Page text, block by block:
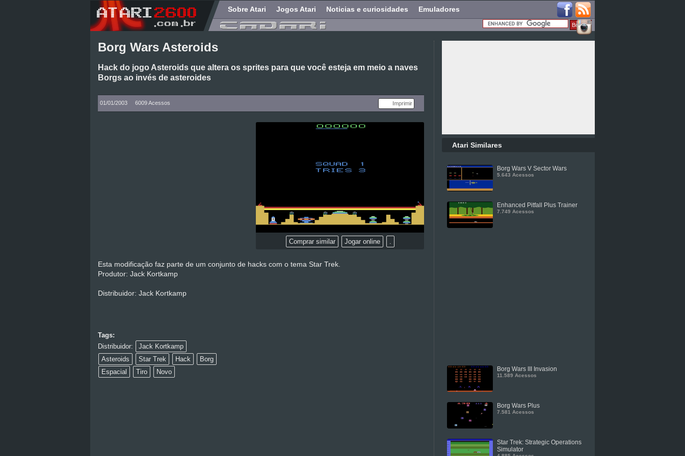
Sobre Atari Jogos Atari Noticias e curiosidades Emuladores
Borg Wars Asteroids
Hack do jogo Asteroids que altera os sprites para que você esteja em meio a naves
Borgs ao invés de asteroides
01/01/2003 6009 Acessos Imprimir
Comprar similar Jogar online
Esta modificação faz parte de um conjunto de hacks com o tema Star Trek.
Produtor: Jack Kortkamp
Distribuidor: Jack Kortkamp
Tags:
Distribuidor:
Jack Kortkamp
Asteroids
Star Trek Hack
Borg
Espacial
Tiro Novo
Atari Similares
Borg Wars V Sector Wars
5.643 Acessos
Enhanced Pitfall Plus Trainer
7.749 Acessos
Borg Wars III Invasion
11.589 Acessos
Borg Wars Plus
7.581 Acessos
Star Trek: Strategic Operations
Simulator